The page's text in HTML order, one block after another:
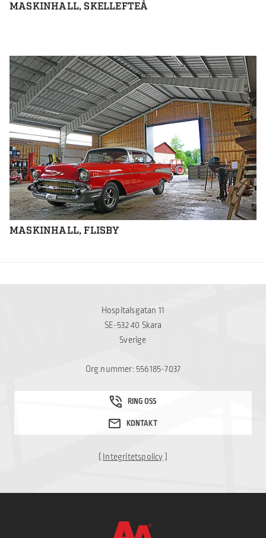
MASKINHALL, SKELLEFTEÅ
MASKINHALL, FLISBY
Hospitalsgatan 11
SE-532 40 Skara
Sverige
Org.nummer: 556185-7037
[Integritetspolicy]